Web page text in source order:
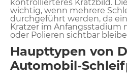
kontrollierteres Kratzbild.
wichtig, wenn mehrere
durchgeführt werden, da
Kratzer im Anfangsstadium
oder Polieren sichtbar
Haupttypen von
Automobil-